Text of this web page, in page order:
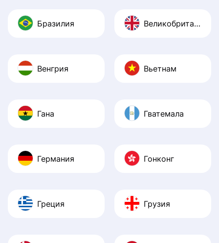
Бразилия Великобритания
Венгрия Вьетнам
Гана Гватемала
Германия Гонконг
Греция Грузия